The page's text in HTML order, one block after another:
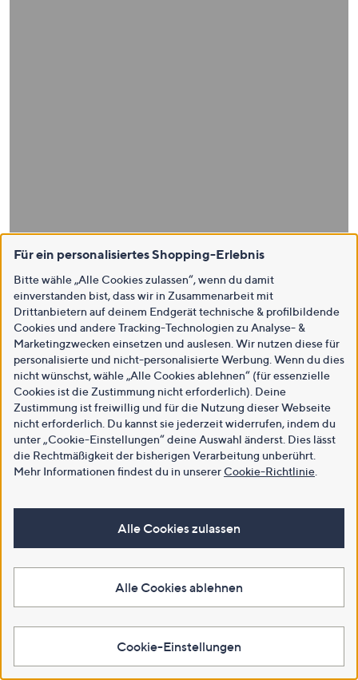
Für ein personalisiertes Shopping-Erlebnis
Bitte wähle „Alle Cookies zulassen“, wenn du damit
einverstanden bist, dass wir in Zusammenarbeit mit
Drittanbietern auf deinem Endgerät technische & profilbildende
Cookies und andere Tracking-Technologien zu Analyse- &
Marketingzwecken einsetzen und auslesen. Wir nutzen diese für
personalisierte und nicht-personalisierte Werbung. Wenn du dies
nicht wünschst, wähle „Alle Cookies ablehnen“ (für essenzielle
Cookies ist die Zustimmung nicht erforderlich). Deine
Zustimmung ist freiwillig und für die Nutzung dieser Webseite
nicht erforderlich. Du kannst sie jederzeit widerrufen, indem du
unter „Cookie-Einstellungen“ deine Auswahl änderst. Dies lässt
die Rechtmäßigkeit der bisherigen Verarbeitung unberührt.
Mehr Informationen findest du in unsererCookie-Richtlinie
Alle Cookies zulassen
Alle Cookies ablehnen
Cookie-Einstellungen